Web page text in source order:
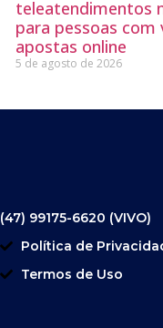
teleatendimentos
para pessoas com
apostas online
5 de agosto de 2026
(47) 99175-6620 (VIVO)
Política de
Termos de Uso